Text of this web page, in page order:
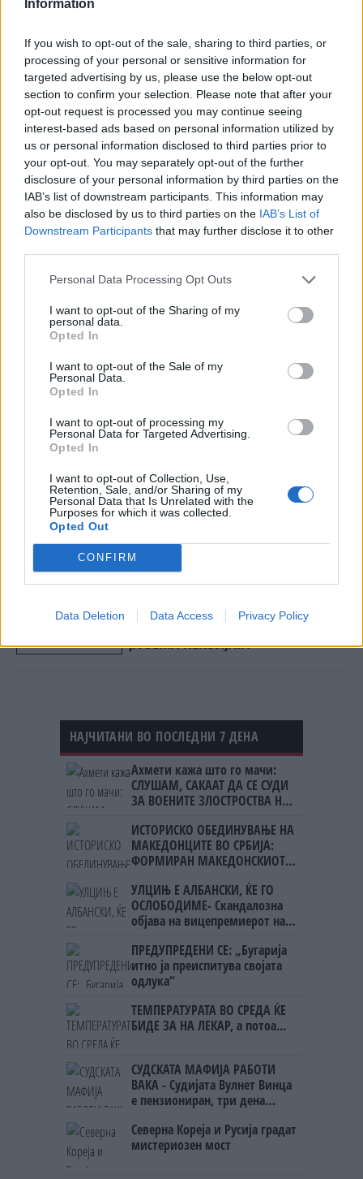
Information
If you wish to opt-out of the sale, sharing to third parties, or
processing of your personal or sensitive information for
targeted advertising by us, please use the below opt-out
section to confirm your selection. Please note that after your
opt-out request is processed you may continue seeing
interest-based ads based on personal information utilized by
us or personal information disclosed to third parties prior to
your opt-out. You may separately opt-out of the further
disclosure of your personal information by third parties on the
IAB’s list of downstream participants. This information may
also be disclosed by us to third parties on the IAB’s List of
Downstream Participants that may further disclose it to other
Personal Data Processing Opt Outs
I want to opt-out of the Sharing of my
personal data.
Opted In
I want to opt-out of the Sale of my
Personal Data.
Opted In
I want to opt-out of processing my
Personal Data for Targeted Advertising.
Opted In
I want to opt-out of Collection, Use,
Retention, Sale, and/or Sharing of my
Personal Data that Is Unrelated with the
Purposes for which it was collected.
Opted Out
CONFIRM
Data Deletion Data Access Privacy Policy
регулира бучавата, какви се нивните
одговорности и какви казни се изрекуваат.
Лекарите предупредуваат дека за децата со
попреченост, сензорните стимули и бучавата се
вистинска физичка болка.
„Звукот, како што го доживуваме, многу
посилно стигнува до нивниот сензорен
систем, поради специфичноста на
невролошкиот систем. Секако, тие се
исклучително вознемирени потоа. Децата
кои имаат вакви проблеми често се
агресивни, автоагресивни во такви
, истакнува Татјана Пешкир
Здружение на родители на деца со аутизам
„Наукатизам“.
му обезбеди мир на своето дете, најдобро
докажува сметката за „стан по ден“ што ни ја
првомајските празници, таа беше принудена да
го напушти сопствениот дом со својот син на
© Vecer.mk, правата за текстот се на редакцијата
ќе побара Италија на вонреден
состанок на ЕУ
Хорор во соседството - ГО
ЗАМРЗНАЛ МРТВИОТ ТАТКО ЗА ДА
ЈА ЗЕМА ПЕНЗИЈАТА
НАЈЧИТАНИ ВО ПОСЛЕДНИ 7 ДЕНА
Ахмети кажа што го мачи:
СЛУШАМ, САКААТ ДА СЕ СУДИ
ЗА ВОЕНИТЕ ЗЛОСТРОСТВА НА
ИСТОРИСКО ОБЕДИНУВАЊЕ НА
МАКЕДОНЦИТЕ ВО СРБИЈА:
ФОРМИРАН МАКЕДОНСКИОТ
УЛЦИЊ Е АЛБАНСКИ, ЌЕ ГО
ОСЛОБОДИМЕ- Скандалозна
објава на вицепремиерот на
ПРЕДУПРЕДЕНИ СЕ: „Бугарија
итно ја преиспитува својата
одлука“
ТЕМПЕРАТУРАТА ВО СРЕДА ЌЕ
БИДЕ ЗА НА ЛЕКАР, а потоа...
СУДСКАТА МАФИЈА РАБОТИ
ВАКА - Судијата Вулнет Винца
е пензиониран, три дена
на бизнисменот Марковски
Северна Кореја и Русија градат
мистериозен мост